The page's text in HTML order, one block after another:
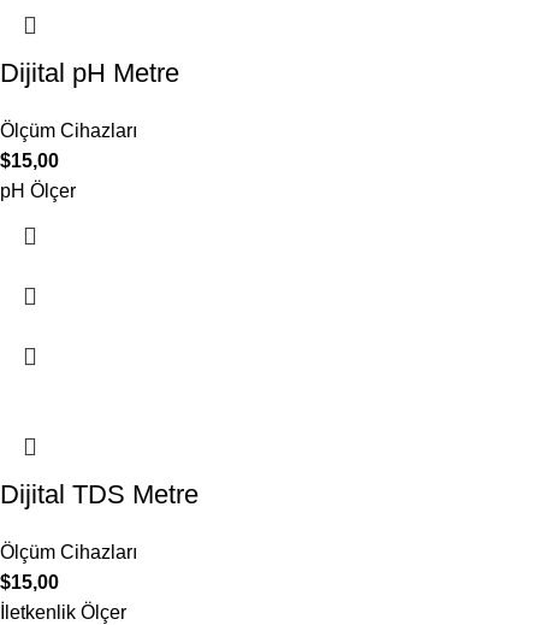
Dijital pH Metre
Ölçüm Cihazları
$15,00
pH Ölçer
Dijital TDS Metre
Ölçüm Cihazları
$15,00
İletkenlik Ölçer